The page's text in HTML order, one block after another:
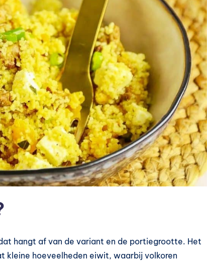
hangt af van de variant en de portiegrootte. Het
kleine hoeveelheden eiwit, waarbij volkoren